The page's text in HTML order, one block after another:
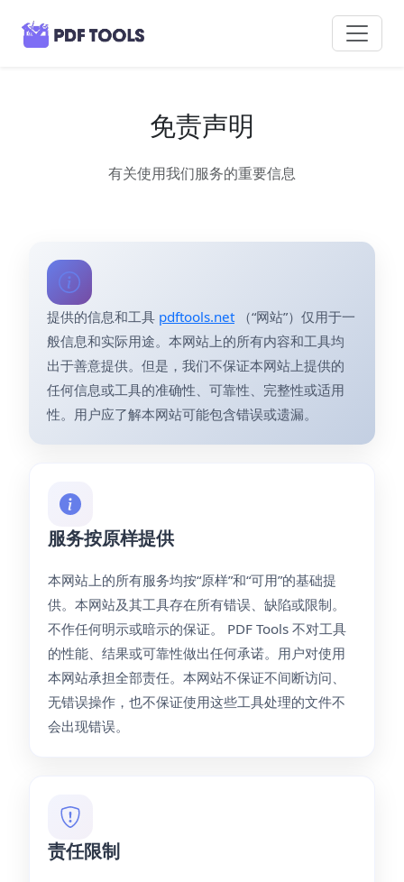
免责声明
有关使用我们服务的重要信息
提供的信息和工具 pdftools.net （“网站”）仅用于一
般信息和实际用途。本网站上的所有内容和工具均
出于善意提供。但是，我们不保证本网站上提供的
任何信息或工具的准确性、可靠性、完整性或适用
性。用户应了解本网站可能包含错误或遗漏。
服务按原样提供
本网站上的所有服务均按“原样”和“可用”的基础提
供。本网站及其工具存在所有错误、缺陷或限制。
不作任何明示或暗示的保证。 PDF Tools 不对工具
的性能、结果或可靠性做出任何承诺。用户对使用
本网站承担全部责任。本网站不保证不间断访问、
无错误操作，也不保证使用这些工具处理的文件不
会出现错误。
责任限制